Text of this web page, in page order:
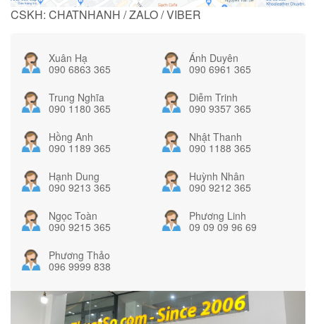
CSKH: CHATNHANH / ZALO / VIBER
Xuân Hạ
090 6863 365
Ánh Duyên
090 6961 365
Trung Nghĩa
090 1180 365
Diễm Trinh
090 9357 365
Hồng Anh
090 1189 365
Nhật Thanh
090 1188 365
Hạnh Dung
090 9213 365
Huỳnh Nhân
090 9212 365
Ngọc Toàn
090 9215 365
Phương Linh
09 09 09 96 69
Phương Thảo
096 9999 838